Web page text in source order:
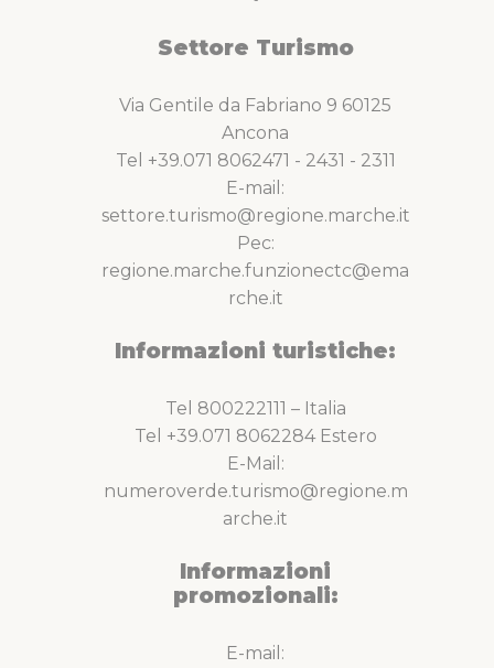
Settore Turismo
Via Gentile da Fabriano 9 60125
Ancona
Tel +39.071 8062471 - 2431 - 2311
E-mail:
settore.turismo@regione.marche.it
Pec:
regione.marche.funzionectc@ema
rche.it
Informazioni turistiche:
Tel 800222111 – Italia
Tel +39.071 8062284 Estero
E-Mail:
numeroverde.turismo@regione.m
arche.it
Informazioni
promozionali:
E-mail: